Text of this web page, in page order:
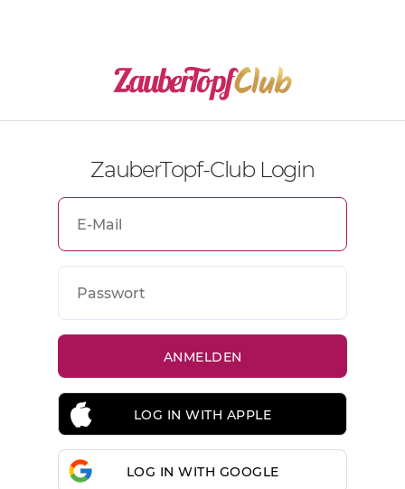
ZauberTopf-Club Login
LOG IN WITH APPLE
LOG IN WITH GOOGLE